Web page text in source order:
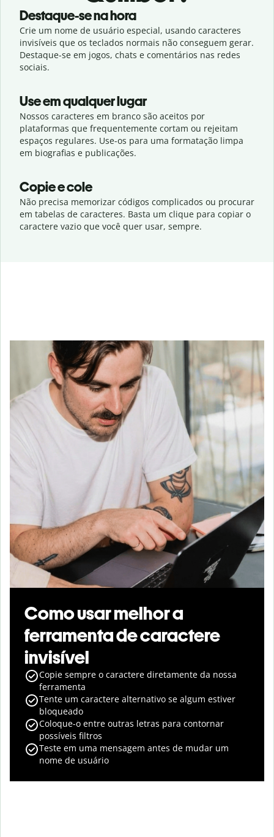
Destaque-se na hora
Crie um nome de usuário especial, usando caracteres
invisíveis que os teclados normais não conseguem gerar.
Destaque-se em jogos, chats e comentários nas redes
sociais.
Use em qualquer lugar
Nossos caracteres em branco são aceitos por
plataformas que frequentemente cortam ou rejeitam
espaços regulares. Use-os para uma formatação limpa
em biografias e publicações.
Copie e cole
Não precisa memorizar códigos complicados ou procurar
em tabelas de caracteres. Basta um clique para copiar o
caractere vazio que você quer usar, sempre.
Como usar melhor a
ferramenta de caractere
invisível
Copie sempre o caractere diretamente da nossa
ferramenta
Tente um caractere alternativo se algum estiver
bloqueado
Coloque-o entre outras letras para contornar
possíveis filtros
Teste em uma mensagem antes de mudar um
nome de usuário